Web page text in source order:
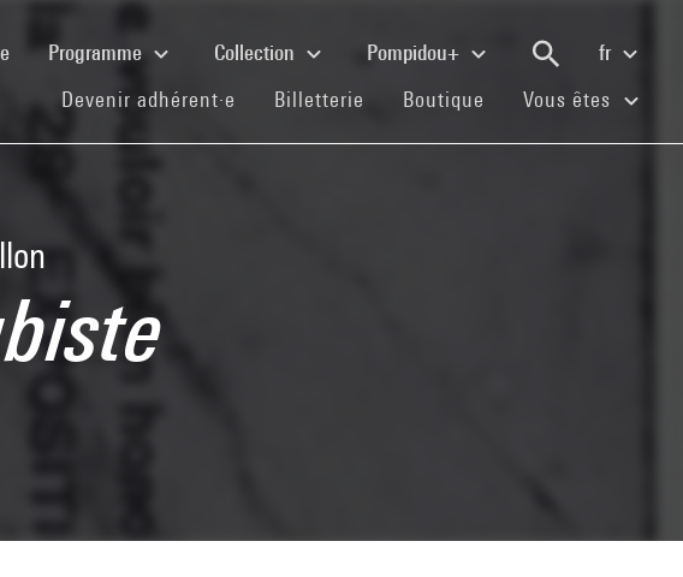
(current)Programme Collection Pompidou+
fr
Devenir adhérent·e (current)
Billetterie (current)
Boutique (current)
Vous êtes